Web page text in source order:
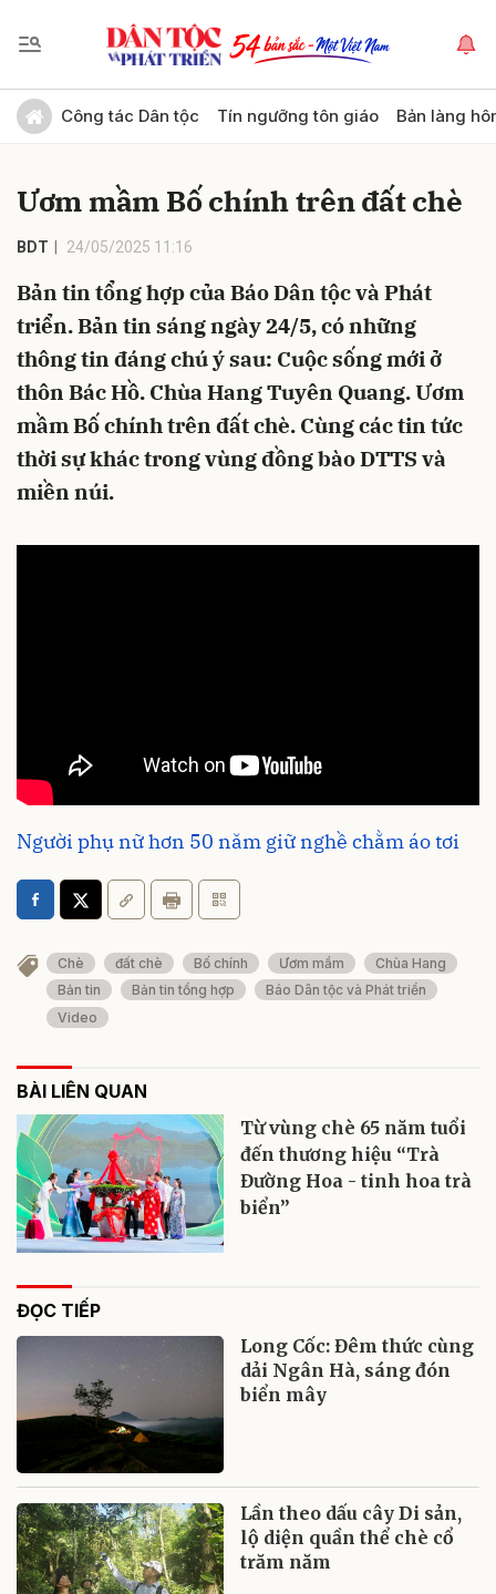
Công tác Dân tộc Tín ngưỡng tôn giáo Bản làng
Ươm mầm Bố chính trên đất chè
BDT 24/05/2025 11:16
Bản tin tổng hợp của Báo Dân tộc và Phát
triển. Bản tin sáng ngày 24/5, có những
thông tin đáng chú ý sau: Cuộc sống mới ở
thôn Bác Hồ. Chùa Hang Tuyên Quang. Ươm
mầm Bố chính trên đất chè. Cùng các tin tức
thời sự khác trong vùng đồng bào DTTS và
miền núi.
Người phụ nữ hơn 50 năm giữ nghề chằm áo tơi
Chè đất chè Bố chính Ươm mầm
Chùa Hang
Bản tin
Bản tin tổng hợp
Báo Dân tộc và Phát triển
Video
BÀI LIÊN QUAN
Từ vùng chè 65 năm tuổi
đến thương hiệu “Trà
Đường Hoa - tinh hoa trà
biển”
ĐỌC TIẾP
Long Cốc: Đêm thức cùng
dải Ngân Hà, sáng đón
biển mây
Lần theo dấu cây Di sản,
lộ diện quần thể chè cổ
trăm năm
Gửi bình luận
Hủy